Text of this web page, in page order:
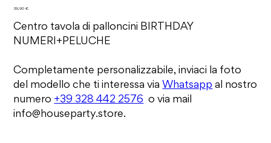
Prezzo
39,90 €
Centro tavola di palloncini BIRTHDAY
NUMERI+PELUCHE
Completamente personalizzabile, inviaci la foto
del modello che ti interessa via Whatsapp al nostro
numero +39 328 442 2576 o via mail
info@houseparty.store.